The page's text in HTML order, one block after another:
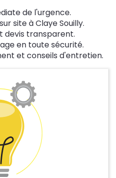
de l'urgence.
site à Claye Souilly.
devis transparent.
en toute sécurité.
et conseils d'entretien.